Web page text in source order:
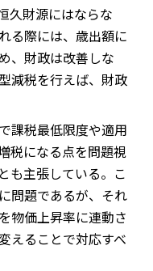
久財源にはならな
る際には、歳出額に
、財政は改善しな
減税を行えば、財政
課税最低限度や適用
税になる点を問題視
も主張している。こ
問題であるが、それ
物価上昇率に連動さ
えることで対応すべ